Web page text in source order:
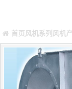
首页 风机系列 风机